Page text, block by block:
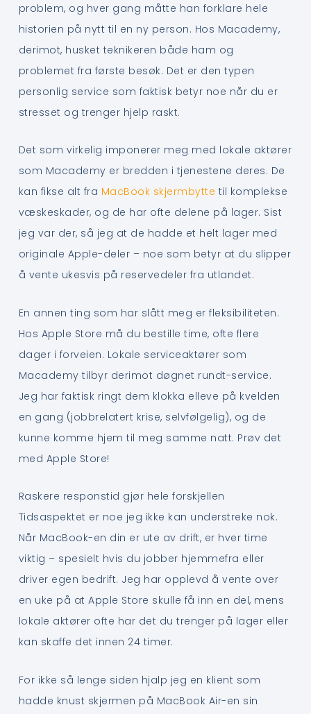
problem, og hver gang måtte han forklare hele
historien på nytt til en ny person. Hos Macademy,
derimot, husket teknikeren både ham og
problemet fra første besøk. Det er den typen
personlig service som faktisk betyr noe når du er
stresset og trenger hjelp raskt.
Det som virkelig imponerer meg med lokale aktører
som Macademy er bredden i tjenestene deres. De
kan fikse alt fra MacBook skjermbytte til komplekse
væskeskader, og de har ofte delene på lager. Sist
jeg var der, så jeg at de hadde et helt lager med
originale Apple-deler – noe som betyr at du slipper
å vente ukesvis på reservedeler fra utlandet.
En annen ting som har slått meg er fleksibiliteten.
Hos Apple Store må du bestille time, ofte flere
dager i forveien. Lokale serviceaktører som
Macademy tilbyr derimot døgnet rundt-service.
Jeg har faktisk ringt dem klokka elleve på kvelden
en gang (jobbrelatert krise, selvfølgelig), og de
kunne komme hjem til meg samme natt. Prøv det
med Apple Store!
Raskere responstid gjør hele forskjellen
Tidsaspektet er noe jeg ikke kan understreke nok.
Når MacBook-en din er ute av drift, er hver time
viktig – spesielt hvis du jobber hjemmefra eller
driver egen bedrift. Jeg har opplevd å vente over
en uke på at Apple Store skulle få inn en del, mens
lokale aktører ofte har det du trenger på lager eller
kan skaffe det innen 24 timer.
For ikke så lenge siden hjalp jeg en klient som
hadde knust skjermen på MacBook Air-en sin